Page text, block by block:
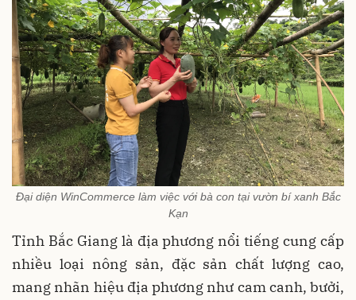
Đại diện WinCommerce làm việc với bà con tại vườn bí xanh Bắc
Kạn
Tỉnh Bắc Giang là địa phương nổi tiếng cung cấp
nhiều loại nông sản, đặc sản chất lượng cao,
mang nhãn hiệu địa phương như cam canh, bưởi,